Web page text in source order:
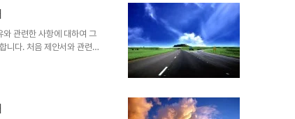
기도 하고, 또... 이미 잘 설
설명 보다 -대략 조사한..
관련한 사항에 대하여 그
니다. 처음 제안서와 관련한
공유를 생각했고, 저작권
interfacelift.com ▣ 멋진제